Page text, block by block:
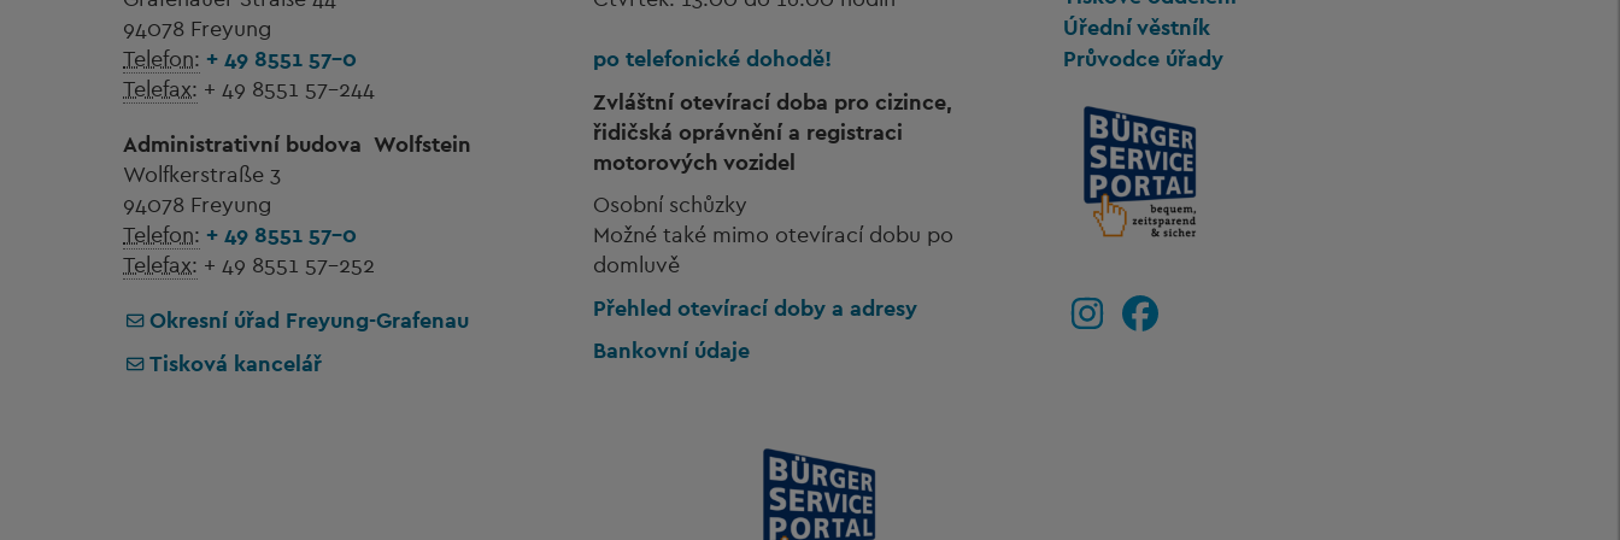
94078 Freyung
Telefon: + 49 8551 57-0
Telefax: + 49 8551 57-244
Administrativní budova Wolfstein
Wolfkerstraße 3
94078 Freyung
Telefon: + 49 8551 57-0
Telefax: + 49 8551 57-252
Okresní úřad Freyung-Grafenau
Tisková kancelář
po telefonické dohodě!
Zvláštní otevírací doba pro cizince,
řidičská oprávnění a registraci
motorových vozidel
Osobní schůzky
Možné také mimo otevírací dobu po
domluvě
Přehled otevírací doby a adresy
Bankovní údaje
Úřední věstník
Průvodce úřady